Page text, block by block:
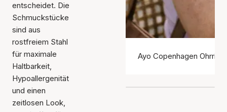
entscheidet. Die
Schmuckstücke
sind aus
rostfreiem Stahl
für maximale
Haltbarkeit,
Hypoallergenität
und einen
zeitlosen Look,
Ayo Copenhagen